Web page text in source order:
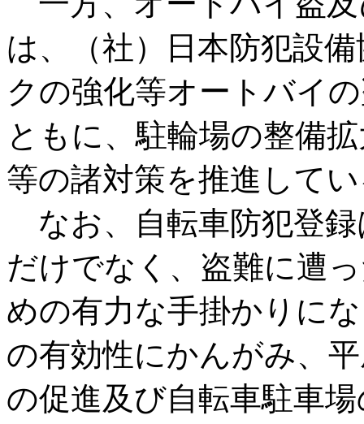
は、（社）日本防犯設
クの強化等オートバイ
ともに、駐輪場の整備
等の諸対策を推進して
なお、自転車防犯登録
だけでなく、盗難に遭
めの有力な手掛かりに
の有効性にかんがみ、
の促進及び自転車駐車